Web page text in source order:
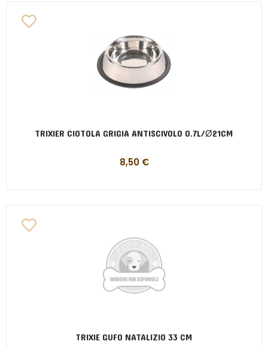
TRIXIER CIOTOLA GRIGIA ANTISCIVOLO 0.7L/Ø21CM
8,50 €
TRIXIE GUFO NATALIZIO 33 CM